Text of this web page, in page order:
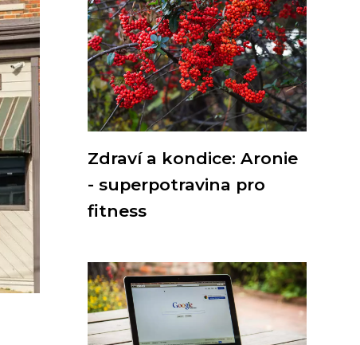
Zdraví a kondice: Aronie
- superpotravina pro
fitness